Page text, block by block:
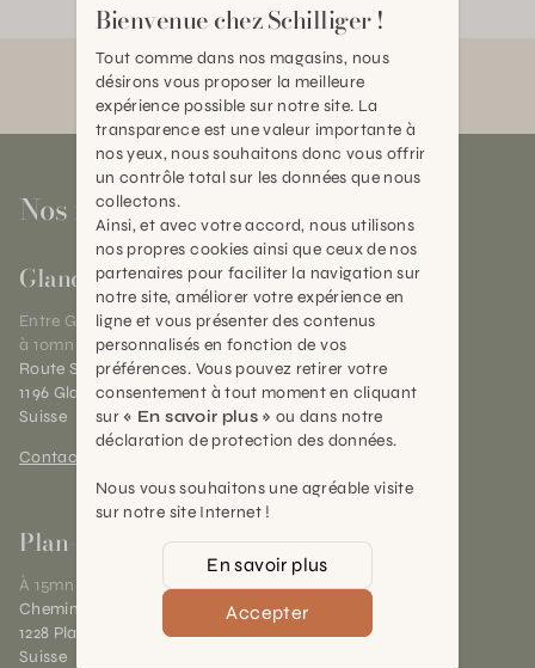
Nos magasins
Gland
Entre Genève et Lausanne,
à 10mn de Nyon
Route Suisse 40
1196 Gland (VD)
Suisse
Contact et horaires
Plan-les-Ouates
À 15mn du centre de Genève
Chemin des Charrotons 25
1228 Plan-les-Ouates (GE)
Suisse
Bienvenue chez Schilliger !
Tout comme dans nos magasins, nous
désirons vous proposer la meilleure
expérience possible sur notre site. La
transparence est une valeur importante à
nos yeux, nous souhaitons donc vous offrir
un contrôle total sur les données que nous
collectons.
Ainsi, et avec votre accord, nous utilisons
nos propres cookies ainsi que ceux de nos
partenaires pour faciliter la navigation sur
notre site, améliorer votre expérience en
ligne et vous présenter des contenus
personnalisés en fonction de vos
préférences. Vous pouvez retirer votre
consentement à tout moment en cliquant
sur « En savoir plus » ou dans notre
déclaration de protection des données.
Nous vous souhaitons une agréable visite
sur notre site Internet !
En savoir plus
Accepter